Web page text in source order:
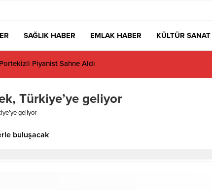
SAĞLIK HABER EMLAK HABER KÜLTÜR SANAT
Piyanist Sahne Aldı
Türkiye’ye geliyor
geliyor
buluşacak